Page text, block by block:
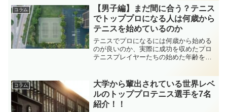
にハードルの低いスポーツです。サーク
ル？スクール？始めるならどちら？
コラム
【男子編】まだ間に合う？テニス
でトッププロになる人は何歳から
テニスを始めているのか
テニスでプロになるには何歳から始める
のが良いのか、実際に成功を収めたプロ
テニスプレイヤーたちの始めた年齢を参
参考にしてください。ただ、その年齢を
過ぎていても、諦めないで欲しいです。
コラム
大学から輩出されている世界レベ
ルのトッププロテニス選手を7名
紹介！！